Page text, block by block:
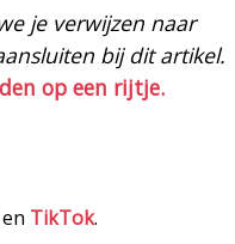
je verwijzen naar
bij dit artikel.
op een rijtje.
en TikTok.